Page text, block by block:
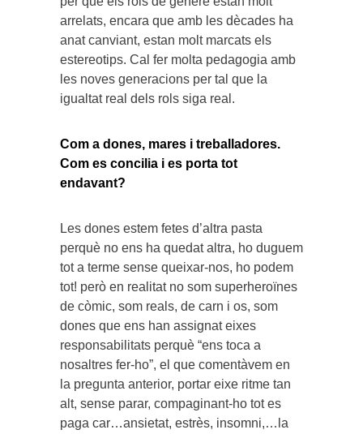
arrelats, encara que amb les dècades ha
anat canviant, estan molt marcats els
estereotips. Cal fer molta pedagogia amb
les noves generacions per tal que la
igualtat real dels rols siga real.
Com a dones, mares i treballadores.
Com es concilia i es porta tot
endavant?
Les dones estem fetes d’altra pasta
perquè no ens ha quedat altra, ho duguem
tot a terme sense queixar-nos, ho podem
tot! però en realitat no som superheroïnes
de còmic, som reals, de carn i os, som
dones que ens han assignat eixes
responsabilitats perquè “ens toca a
nosaltres fer-ho”, el que comentàvem en
la pregunta anterior, portar eixe ritme tan
alt, sense parar, compaginant-ho tot es
paga car…ansietat, estrès, insomni,…la